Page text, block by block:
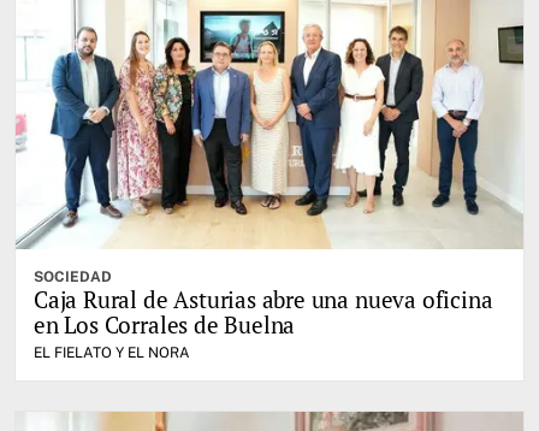
SOCIEDAD
Caja Rural de Asturias abre una nueva oficina
en Los Corrales de Buelna
EL FIELATO Y EL NORA